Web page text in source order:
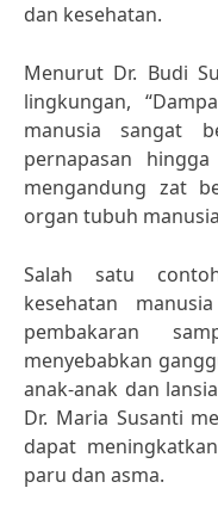
dan kesehatan.
Menurut Dr. Budi
lingkungan,
manusia sangat
pernapasan
mengandung zat
organ tubuh
Salah satu
kesehatan
pembakaran
menyebabkan
anak-anak dan
Dr. Maria Susanti
dapat
paru dan asma.